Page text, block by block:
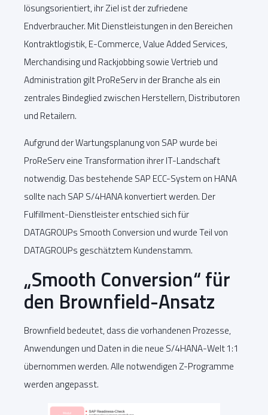
lösungsorientiert, ihr Ziel ist der zufriedene
Endverbraucher. Mit Dienstleistungen in den Bereichen
Kontraktlogistik, E-Commerce, Value Added Services,
Merchandising und Rackjobbing sowie Vertrieb und
Administration gilt ProReServ in der Branche als ein
zentrales Bindeglied zwischen Herstellern, Distributoren
und Retailern.
Aufgrund der Wartungsplanung von SAP wurde bei
ProReServ eine Transformation ihrer IT-Landschaft
notwendig. Das bestehende SAP ECC-System on HANA
sollte nach SAP S/4HANA konvertiert werden. Der
Fulfillment-Dienstleister entschied sich für
DATAGROUPs Smooth Conversion und wurde Teil von
DATAGROUPs geschätztem Kundenstamm.
„Smooth Conversion“ für
den Brownfield-Ansatz
Brownfield bedeutet, dass die vorhandenen Prozesse,
Anwendungen und Daten in die neue S/4HANA-Welt 1:1
übernommen werden. Alle notwendigen Z-Programme
werden angepasst.